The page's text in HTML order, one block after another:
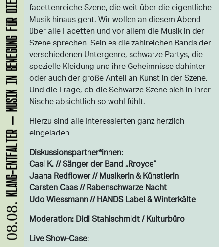
facettenreiche Szene, die weit über die eigentliche
Musik hinaus geht. Wir wollen an diesem Abend
über alle Facetten und vor allem die Musik in der
Szene sprechen. Sein es die zahlreichen Bands der
verschiedenen Untergenre, schwarze Partys, die
spezielle Kleidung und ihre Geheimnisse dahinter
oder auch der große Anteil an Kunst in der Szene.
Und die Frage, ob die Schwarze Szene sich in ihrer
Nische absichtlich so wohl fühlt.
Hierzu sind alle Interessierten ganz herzlich
eingeladen.
Diskussionspartner*innen:
Casi K. // Sänger der Band „Rroyce“
Jaana Redflower // Musikerin & Künstlerin
Carsten Caas // Rabenschwarze Nacht
Udo Wiessmann // HANDS Label & Winterkälte
Moderation: Didi Stahlschmidt / Kulturbüro
Live Show-Case:
08.08.
KLANG-ENTFALTER – MUSIK IN BEWEGUNG FÜR DIE NORDSTADT